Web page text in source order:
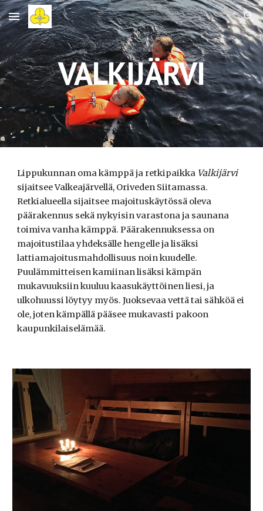
Skip to main content Skip to navigation
VALKIJÄRVI
Lippukunnan oma kämppä ja retkipaikka Valkijärvi
sijaitsee Valkeajärvellä, Oriveden Siitamassa.
Retkialueella sijaitsee majoituskäytössä oleva
päärakennus sekä nykyisin varastona ja saunana
toimiva vanha kämppä. Päärakennuksessa on
majoitustilaa yhdeksälle hengelle ja lisäksi
lattiamajoitusmahdollisuus noin kuudelle.
Puulämmitteisen kamiinan lisäksi kämpän
mukavuuksiin kuuluu kaasukäyttöinen liesi, ja
ulkohuussi löytyy myös. Juoksevaa vettä tai sähköä ei
ole, joten kämpällä pääsee mukavasti pakoon
kaupunkilaiselämää.